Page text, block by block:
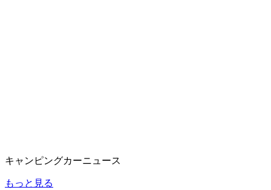
キャンピングカーニュース
もっと見る